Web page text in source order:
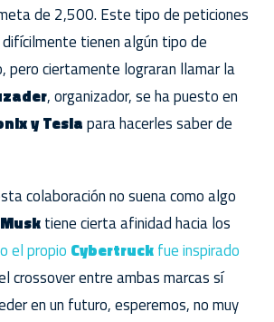
de 2,500. Este tipo de peticiones
tienen algún tipo de
pero ciertamente lograran llamar la
, organizador, se ha puesto en
y Teslapara hacerles saber de
colaboración no suena como algo
Musktiene cierta afinidad hacia los
el propio Cybertruckfue inspirado
crossover entre ambas marcas sí
en un futuro, esperemos, no muy